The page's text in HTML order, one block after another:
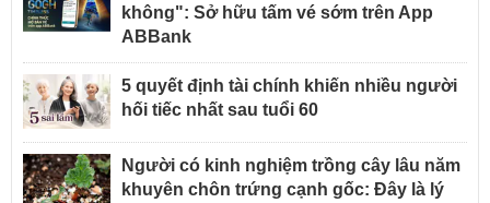
không": Sở hữu tấm vé sớm trên App
ABBank
5 quyết định tài chính khiến nhiều người
hối tiếc nhất sau tuổi 60
Người có kinh nghiệm trồng cây lâu năm
khuyên chôn trứng cạnh gốc: Đây là lý